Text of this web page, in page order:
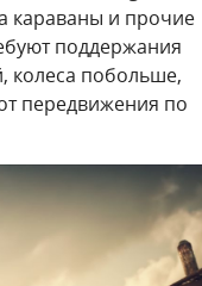
караваны и прочие
поддержания
колеса побольше,
передвижения по